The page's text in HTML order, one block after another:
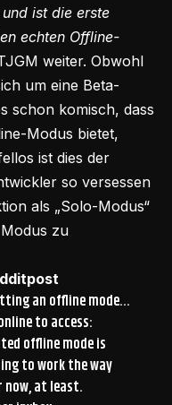
ist die erste
echten Offline-
weiter. Obwohl
um eine Beta-
schon komisch, dass
Modus bietet,
ist dies der
so versessen
als „Solo-Modus“
zu
an offline mode…
to access:
offline mode is
to work the way
at least.